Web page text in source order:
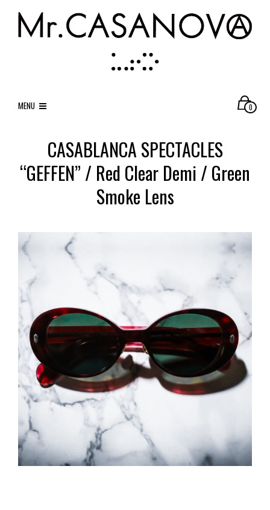
MENU 0
CASABLANCA SPECTACLES
“GEFFEN” / Red Clear Demi / Green
Smoke Lens